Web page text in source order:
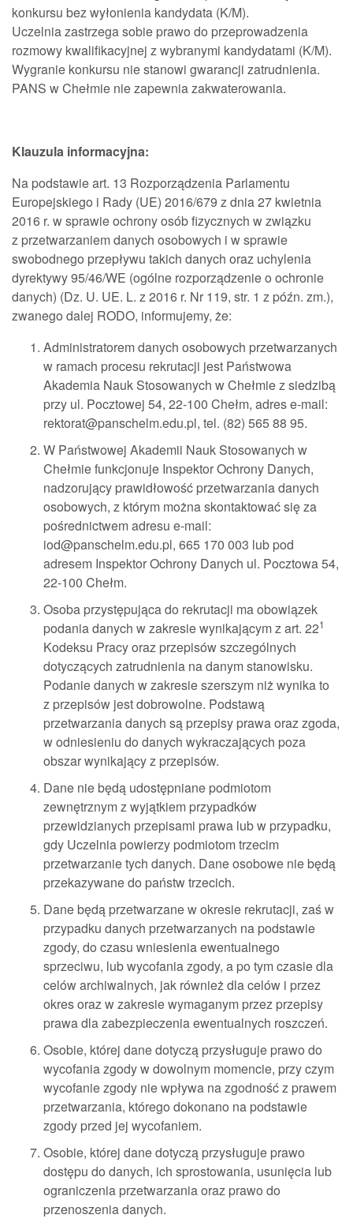
konkursu bez wyłonienia kandydata (K/M).
Uczelnia zastrzega sobie prawo do przeprowadzenia
rozmowy kwalifikacyjnej z wybranymi kandydatami (K/M).
Wygranie konkursu nie stanowi gwarancji zatrudnienia.
PANS w Chełmie nie zapewnia zakwaterowania.
Klauzula informacyjna:
Na podstawie art. 13 Rozporządzenia Parlamentu
Europejskiego i Rady (UE) 2016/679 z dnia 27 kwietnia
2016 r. w sprawie ochrony osób fizycznych w związku
z przetwarzaniem danych osobowych i w sprawie
swobodnego przepływu takich danych oraz uchylenia
dyrektywy 95/46/WE (ogólne rozporządzenie o ochronie
danych) (Dz. U. UE. L. z 2016 r. Nr 119, str. 1 z późn. zm.),
zwanego dalej RODO, informujemy, że:
Administratorem danych osobowych przetwarzanych
w ramach procesu rekrutacji jest Państwowa
Akademia Nauk Stosowanych w Chełmie z siedzibą
przy ul. Pocztowej 54, 22-100 Chełm, adres e-mail:
rektorat@panschelm.edu.pl, tel. (82) 565 88 95.
W Państwowej Akademii Nauk Stosowanych w
Chełmie funkcjonuje Inspektor Ochrony Danych,
nadzorujący prawidłowość przetwarzania danych
osobowych, z którym można skontaktować się za
pośrednictwem adresu e-mail:
iod@panschelm.edu.pl, 665 170 003 lub pod
adresem Inspektor Ochrony Danych ul. Pocztowa 54,
22-100 Chełm.
Osoba przystępująca do rekrutacji ma obowiązek
podania danych w zakresie wynikającym z art. 221
Kodeksu Pracy oraz przepisów szczególnych
dotyczących zatrudnienia na danym stanowisku.
Podanie danych w zakresie szerszym niż wynika to
z przepisów jest dobrowolne. Podstawą
przetwarzania danych są przepisy prawa oraz zgoda,
w odniesieniu do danych wykraczających poza
obszar wynikający z przepisów.
Dane nie będą udostępniane podmiotom
zewnętrznym z wyjątkiem przypadków
przewidzianych przepisami prawa lub w przypadku,
gdy Uczelnia powierzy podmiotom trzecim
przetwarzanie tych danych. Dane osobowe nie będą
przekazywane do państw trzecich.
Dane będą przetwarzane w okresie rekrutacji, zaś w
przypadku danych przetwarzanych na podstawie
zgody, do czasu wniesienia ewentualnego
sprzeciwu, lub wycofania zgody, a po tym czasie dla
celów archiwalnych, jak również dla celów i przez
okres oraz w zakresie wymaganym przez przepisy
prawa dla zabezpieczenia ewentualnych roszczeń.
Osobie, której dane dotyczą przysługuje prawo do
wycofania zgody w dowolnym momencie, przy czym
wycofanie zgody nie wpływa na zgodność z prawem
przetwarzania, którego dokonano na podstawie
zgody przed jej wycofaniem.
Osobie, której dane dotyczą przysługuje prawo
dostępu do danych, ich sprostowania, usunięcia lub
ograniczenia przetwarzania oraz prawo do
przenoszenia danych.